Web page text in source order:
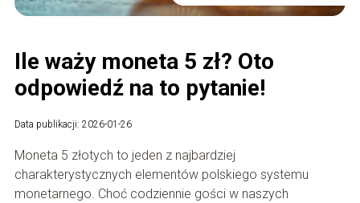
Ile waży moneta 5 zł? Oto
odpowiedź na to pytanie!
Data publikacji: 2026-01-26
Moneta 5 złotych to jeden z najbardziej
charakterystycznych elementów polskiego systemu
monetarnego. Choć codziennie gości w naszych